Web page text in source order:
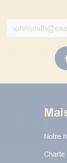
Notre
Charte